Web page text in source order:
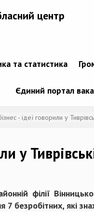
центр
та статистика
Єдиний портал
- ідеї говорили у
у
філії
7 безробітних, які